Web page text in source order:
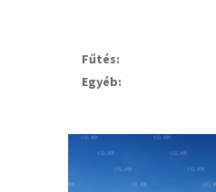
Fűtés:
Egyéb: